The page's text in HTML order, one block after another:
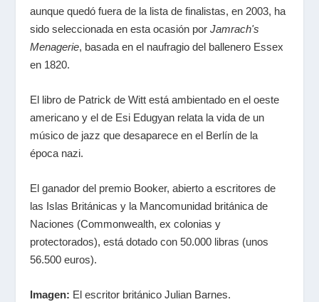
aunque quedó fuera de la lista de finalistas, en 2003, ha
sido seleccionada en esta ocasión porJamrach's
Menagerie, basada en el naufragio del ballenero Essex
en 1820.
El libro de Patrick de Witt está ambientado en el oeste
americano y el de Esi Edugyan relata la vida de un
músico de jazz que desaparece en el Berlín de la
época nazi.
El ganador del premio Booker, abierto a escritores de
las Islas Británicas y la Mancomunidad británica de
Naciones (Commonwealth, ex colonias y
protectorados), está dotado con 50.000 libras (unos
56.500 euros).
Imagen: El escritor británico Julian Barnes.